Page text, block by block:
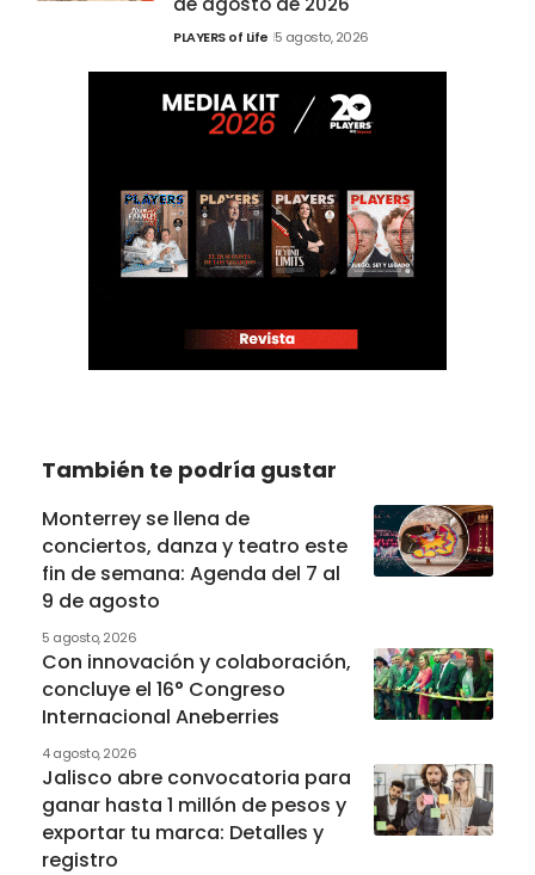
PLAYERS of Life 5 agosto, 2026
También te podría gustar
Monterrey se llena de
conciertos, danza y teatro este
fin de semana: Agenda del 7 al
9 de agosto
5 agosto, 2026
Con innovación y colaboración,
concluye el 16° Congreso
Internacional Aneberries
4 agosto, 2026
Jalisco abre convocatoria para
ganar hasta 1 millón de pesos y
exportar tu marca: Detalles y
registro